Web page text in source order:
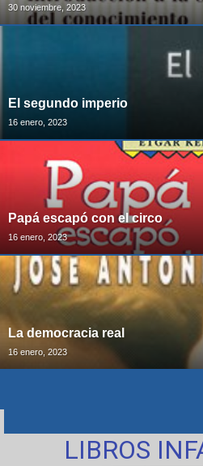
30 noviembre, 2023
El segundo imperio
16 enero, 2023
Papá escapó con el circo
16 enero, 2023
La democracia real
16 enero, 2023
LIBROS